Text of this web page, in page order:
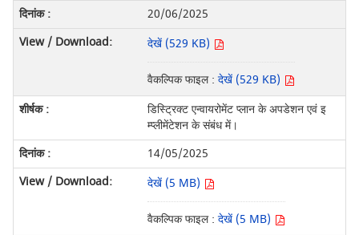
20/06/2025
देखें (529 KB)
वैकल्पिक फाइल : देखें (529 KB)
डिस्ट्रिक्ट एन्वायरोमेंट प्लान के अपडेशन एवं इ
म्प्लीमेंटेशन के संबंध में।
14/05/2025
देखें (5 MB)
वैकल्पिक फाइल : देखें (5 MB)